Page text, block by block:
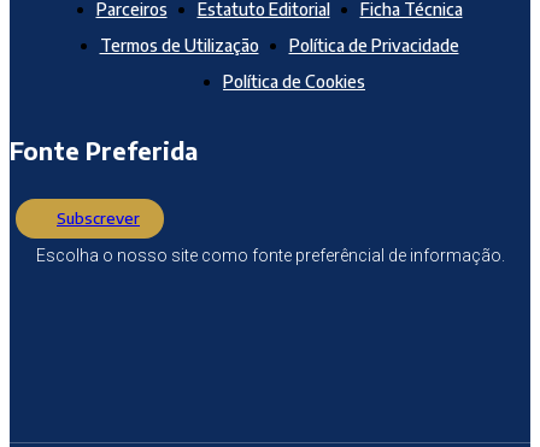
Parceiros Estatuto Editorial
Ficha Técnica
Termos de Utilização
Política de Privacidade
Política de Cookies
Fonte Preferida
Subscrever
Escolha o nosso site como fonte preferêncial de informação.